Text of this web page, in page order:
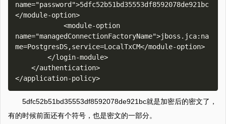
name="password">5dfc52b51bd35553df8592078de921bc
</module-option>
name="managedConnectionFactoryName">jboss.jca:na
me=PostgresDS,service=LocalTxCM</module-option>
5dfc52b51bd35553df8592078de921bc就是加密后的密文了，
有的时候前面还有个符号，也是密文的一部分。